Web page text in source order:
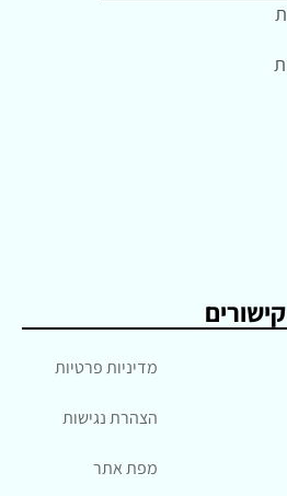
קישורים
מדיניות פרטיות
הצהרת נגישות
מפת אתר